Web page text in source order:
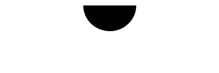
Turnén genomförs tillsammans med Dansnät Sverige.